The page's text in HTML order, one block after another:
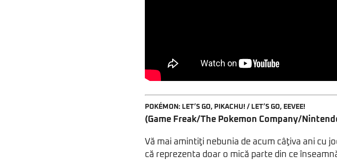
POKÉMON: LET’S GO, PIKACHU! / LET’S GO, EEVEE!
(Game Freak/The Pokemon Company/
Vă mai amintiţi nebunia de acum câţiva ani cu
că reprezenta doar o mică parte din ce